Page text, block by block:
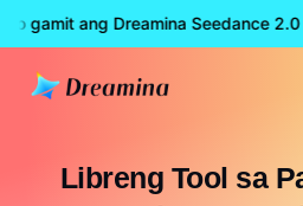
gamit ang Dreamina Seedance 2.0
Home Lumikha Libreng Tool sa
Libreng Tool sa